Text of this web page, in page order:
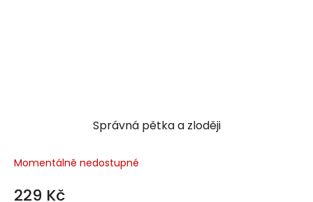
Správná pětka a zloději
Momentálně nedostupné
229 Kč